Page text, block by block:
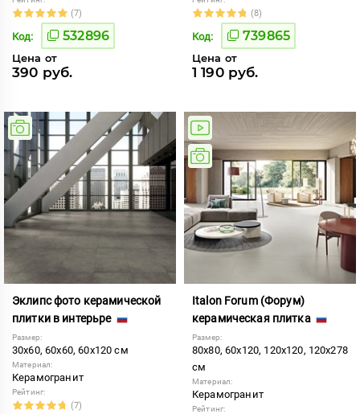
(7)
Код: 532896
Цена от
390 руб.
(8)
Код: 739865
Цена от
1 190 руб.
Эклипс фото керамической
плитки в интерьре
Размер:
30x60, 60x60, 60x120 см
Материал:
Керамогранит
Рейтинг:
(7)
Italon Forum (Форум)
керамическая плитка
Размер:
80x80, 60x120, 120x120, 120x278
см
Материал:
Керамогранит
Рейтинг: